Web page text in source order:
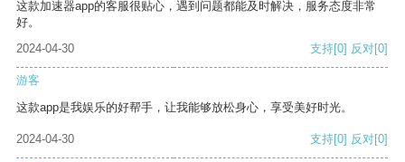
这款加速器app的客服很贴心，遇到问题都能及时解决，服务态度非常
好。
2024-04-30
支持[0] 反对[0]
游客
这款app是我娱乐的好帮手，让我能够放松身心，享受美好时光。
2024-04-30 支持[0] 反对[0]